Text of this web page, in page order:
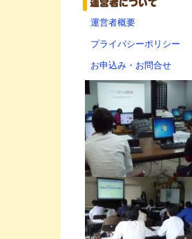
運営者概要
プライバシーポリシー
お申込み・お問合せ